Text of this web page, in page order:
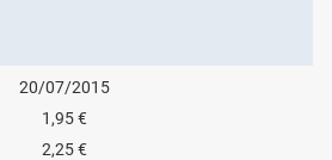
20/07/2015
1,95 €
2,25 €